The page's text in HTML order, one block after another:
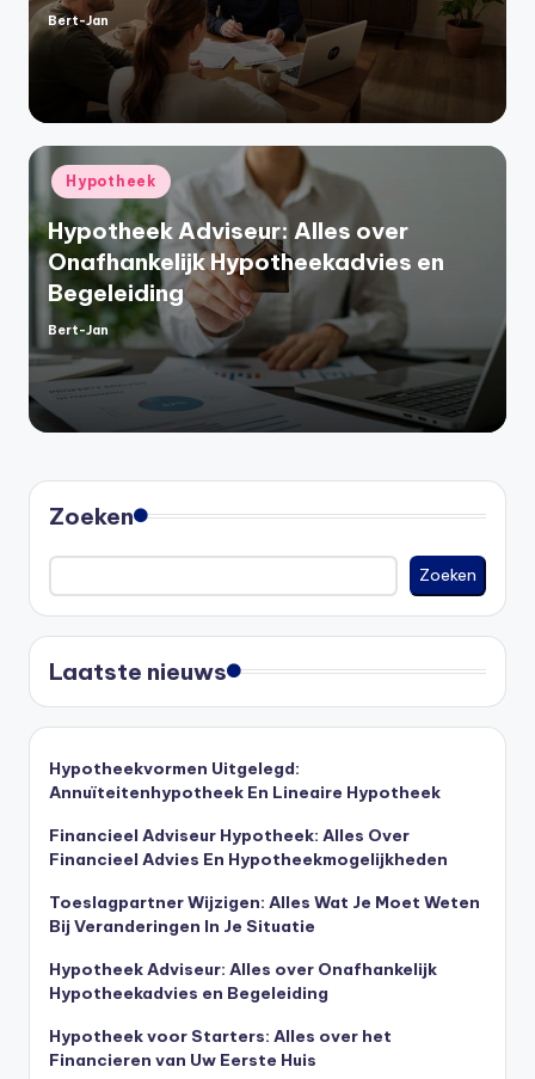
Geplaatst
Bert-Jan
Geplaatst
in
Hypotheek
Hypotheek Adviseur: Alles over
Onafhankelijk Hypotheekadvies en
Begeleiding
Geplaatst
door
Bert-Jan
Zoeken
Zoeken
Laatste nieuws
Hypotheekvormen Uitgelegd:
Annuïteitenhypotheek En Lineaire Hypotheek
Financieel Adviseur Hypotheek: Alles Over
Financieel Advies En Hypotheekmogelijkheden
Toeslagpartner Wijzigen: Alles Wat Je Moet Weten
Bij Veranderingen In Je Situatie
Hypotheek Adviseur: Alles over Onafhankelijk
Hypotheekadvies en Begeleiding
Hypotheek voor Starters: Alles over het
Financieren van Uw Eerste Huis